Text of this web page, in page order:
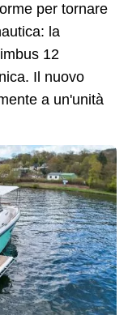
per tornare
la
12
Il nuovo
a un'unità